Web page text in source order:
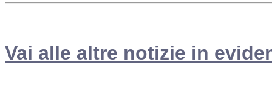
Vai alle altre notizie in